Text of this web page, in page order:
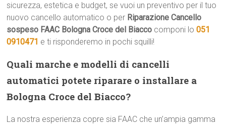
sicurezza, estetica e budget, se vuoi un preventivo per il tuo
nuovo cancello automatico o per Riparazione Cancello
sospeso FAAC Bologna Croce del Biacco componi lo051
0910471 e ti risponderemo in pochi squilli!
Quali marche e modelli di cancelli
automatici potete riparare o installare a
Bologna Croce del Biacco?
La nostra esperienza copre sia FAAC che un’ampia gamma